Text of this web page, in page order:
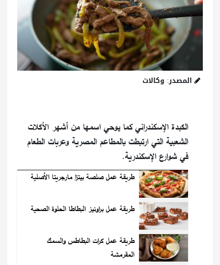
المصدر: وكالات
الكبدة الإسكندراني كما يوحي اسمها من أشهر الأكلات
الشعبية التي ارتبطت بالمطاعم المصرية وعربات الطعام
في شوارع الإسكندرية.
طريقة عمل صلصة بيتزا مارجريتا الأصلية
طريقة عمل براونيز البطاطا الحلوة الصحية
طريقة عمل كرات البطاطس والسمك
المقرمشة